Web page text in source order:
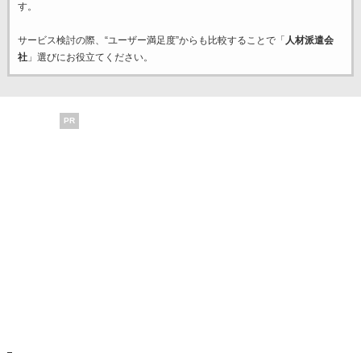
す。
サービス検討の際、“ユーザー満足度”からも比較することで「 人材派遣会
社」選びにお役立てください。
PR